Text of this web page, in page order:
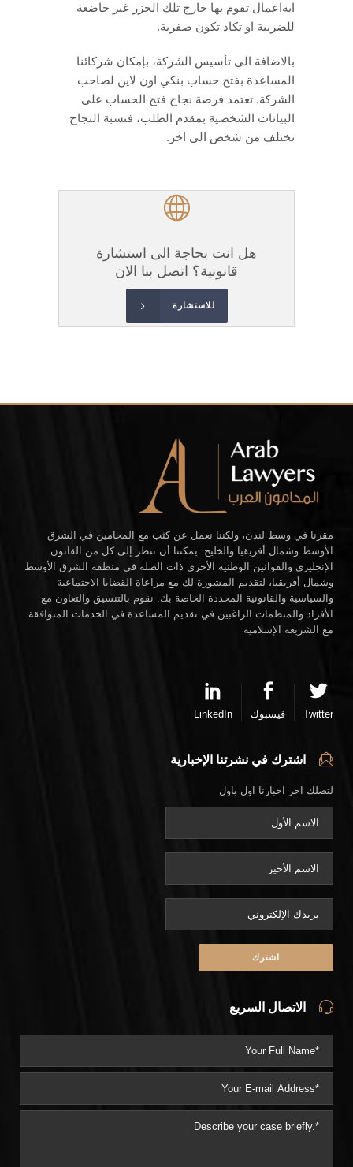
ايةاعمال تقوم بها خارج تلك الجزر غير خاضعة
للضريبة او تكاد تكون صفرية.
بالاضافة الى تأسيس الشركة، بإمكان شركائنا
المساعدة بفتح حساب بنكي اون لاين لصاحب
الشركة. تعتمد فرصة نجاح فتح الحساب على
البيانات الشخصية بمقدم الطلب، فنسبة النجاح
تختلف من شخص الى اخر.
هل انت بحاجة الى استشارة
قانونية؟ اتصل بنا الان
للاستشارة
مقرنا في وسط لندن، ولكننا نعمل عن كثب مع المحامين في الشرق
الأوسط وشمال أفريقيا والخليج. يمكننا أن ننظر إلى كل من القانون
الإنجليزي والقوانين الوطنية الأخرى ذات الصلة في منطقة الشرق الأوسط
وشمال أفريقيا، لتقديم المشورة لك مع مراعاة القضايا الاجتماعية
والسياسية والقانونية المحددة الخاصة بك. نقوم بالتنسيق والتعاون مع
الأفراد والمنظمات الراغبين في تقديم المساعدة في الخدمات المتوافقة
مع الشريعة الإسلامية
Twitter فيسبوك LinkedIn
اشترك في نشرتنا الإخبارية
لتصلك اخر اخبارنا اول باول
الاتصال السريع